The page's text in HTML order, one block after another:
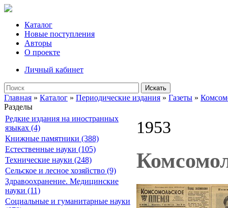
Каталог
Новые поступления
Авторы
О проекте
Личный кабинет
Искать
Главная » Каталог » Периодические издания » Газеты »
Разделы
Редкие издания на иностранных
языках (4)
Книжные памятники (388)
Естественные науки (105)
Технические науки (248)
Сельское и лесное хозяйство (9)
Здравоохранение. Медицинские
науки (11)
Социальные и гуманитарные науки
1953